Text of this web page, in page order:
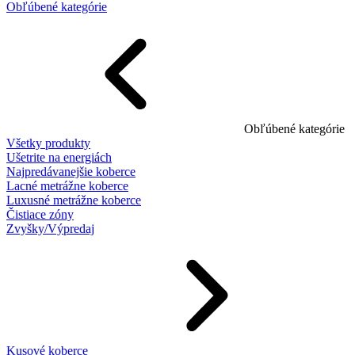
Obľúbené kategórie
Obľúbené kategórie
Všetky produkty
Ušetrite na energiách
Najpredávanejšie koberce
Lacné metrážne koberce
Luxusné metrážne koberce
Čistiace zóny
Zvyšky/Výpredaj
Kusové koberce